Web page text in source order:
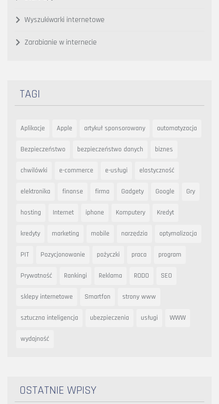
Wyszukiwarki internetowe
Zarabianie w internecie
TAGI
Aplikacje Apple artykuł sponsorowany automatyzacja
Bezpieczeństwo bezpieczeństwo danych biznes
chwilówki e-commerce e-usługi elastyczność
elektronika finanse firma Gadgety Google Gry
hosting Internet iphone Komputery Kredyt
kredyty marketing mobile narzędzia optymalizacja
PIT Pozycjonowanie pożyczki praca program
Prywatność Rankingi Reklama RODO SEO
sklepy internetowe Smartfon strony www
sztuczna inteligencja ubezpieczenia usługi WWW
wydajność
OSTATNIE WPISY